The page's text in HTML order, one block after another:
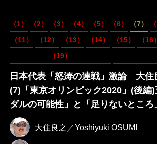
（1） （2） （3） （4） （5） （6） （7）
（11）
（12） （13） （14） （15） （16）
（19）
日本代表「怒涛の連戦」激論 大住
(7)「東京オリンピック2020」(後編
ダルの可能性」と「足りないところ
大住良之／Yoshiyuki OSUMI